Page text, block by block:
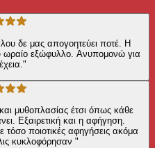
δε μας απογοητεύει ποτέ. Η
ωραίο εξώφυλλο. Ανυπομονώ για
μυθοπλασίας έτσι όπως κάθε
Εξαιρετική και η αφήγηση.
ποιοτικές αφηγήσεις ακόμα
κυκλοφόρησαν "